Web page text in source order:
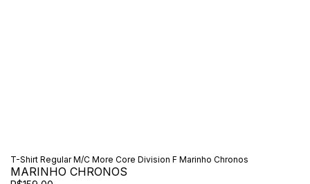
T-Shirt Regular M/C More Core Division F Marinho Chronos
MARINHO CHRONOS